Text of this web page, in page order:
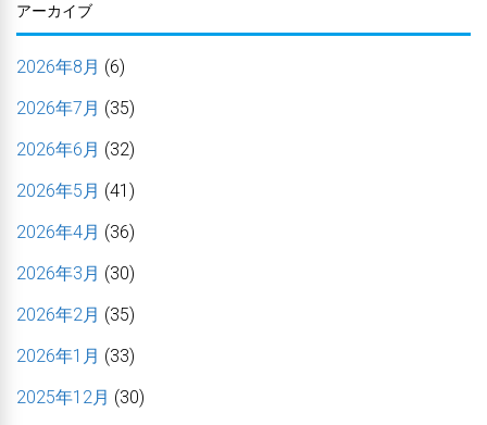
アーカイブ
2026年8月 (6)
2026年7月 (35)
2026年6月 (32)
2026年5月 (41)
2026年4月 (36)
2026年3月 (30)
2026年2月 (35)
2026年1月 (33)
2025年12月 (30)